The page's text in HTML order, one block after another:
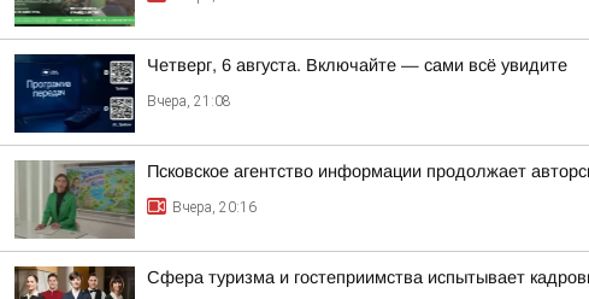
Четверг, 6 августа. Включайте — сами всё увидите
Вчера, 21:08
Псковское агентство информации продолжает
Вчера, 20:16
Сфера туризма и гостеприимства испытывает